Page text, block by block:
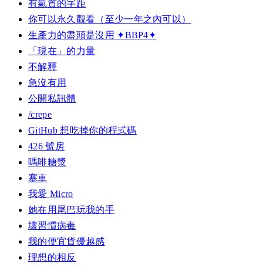
有氣質的字距
你可以永久觀看（至少一年之內可以）
生產力的盡頭是沒用 ✦BBP4✦
「現在」的力量
不解釋
急沒有用
公開私訊體
/crepe
GitHub 想吃掉你的程式碼
426 號房
嗎啡糖漿
塞車
我愛 Micro
她在用尾巴玩我的手
壞習慣病毒
我的便宜貨優越感
理想的相反